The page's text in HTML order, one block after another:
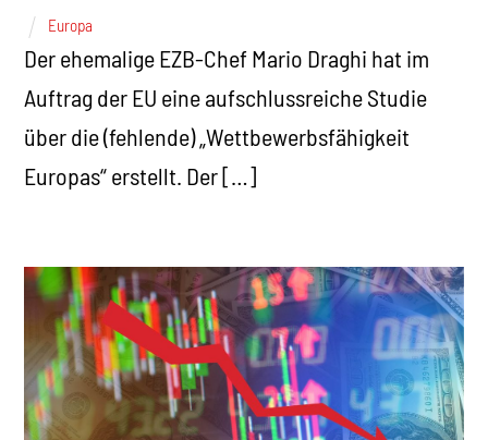
Europa
Der ehemalige EZB-Chef Mario Draghi hat im
Auftrag der EU eine aufschlussreiche Studie
über die (fehlende) „Wettbewerbsfähigkeit
Europas“ erstellt. Der […]